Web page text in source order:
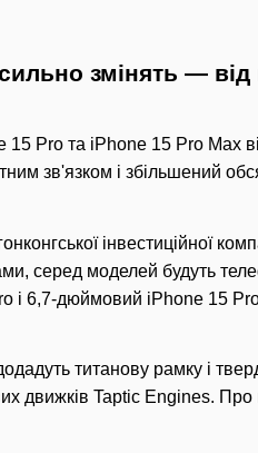
змінять —
15 Pro та iPhone 15 Pro Max
зв'язком і збільшений
інвестиційної
серед моделей будуть
і 6,7-дюймовий iPhone 15
титанову рамку і
движків Taptic Engines.